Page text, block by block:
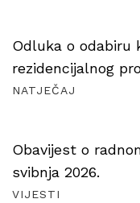
Odluka o odabiru
rezidencijalnog
NATJEČAJ
Obavijest o
svibnja 2026.
VIJESTI